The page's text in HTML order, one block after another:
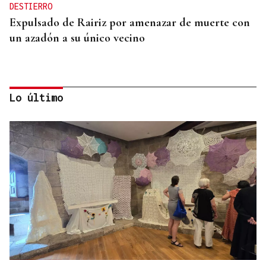
DESTIERRO
Expulsado de Rairiz por amenazar de muerte con
un azadón a su único vecino
TRASLADADO EN HELICÓPTERO
Herido grave tras caer desde cuatro metros al
podar un árbol en Rairiz de Veiga
Lo último